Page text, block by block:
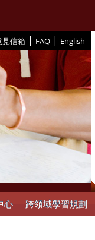
見信箱 | FAQ | English
心 跨領域學習規劃